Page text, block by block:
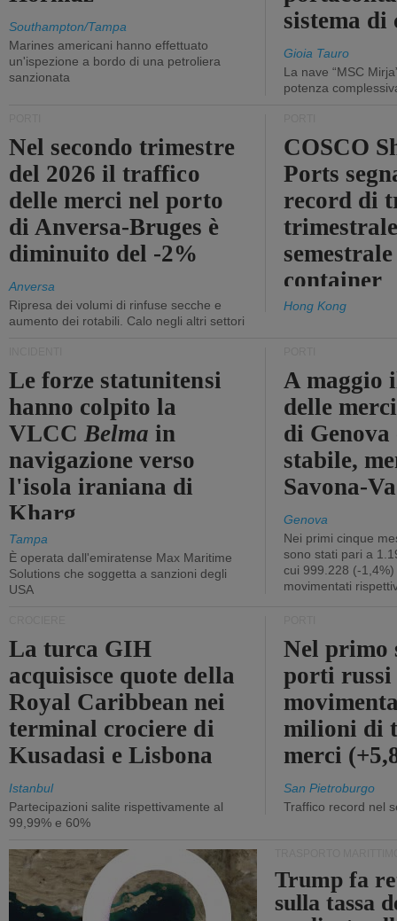
Southampton/Tampa
Marines americani hanno effettuato
un'ispezione a bordo di una petroliera
sanzionata
sistema
Gioia Tauro
La nave “MSC
potenza
Nel secondo trimestre
del 2026 il traffico
delle merci nel porto
di Anversa-Bruges è
diminuito del -2%
Anversa
Ripresa dei volumi di rinfuse secche e
aumento dei rotabili. Calo negli altri settori
COSCO
Ports
record di
container
Hong Kong
Le forze statunitensi
hanno colpito la
VLCCBelma in
navigazione verso
l'isola iraniana di
Kharg
Tampa
È operata dall'emiratense Max Maritime
Solutions che soggetta a sanzioni degli
USA
A maggio
delle
di
stabile,
Savona-
Genova
Nei primi cinque
sono stati pari a
cui 999.228 (-
movimentati
La turca GIH
acquisisce quote della
Royal Caribbean nei
terminal crociere di
Kusadasi e Lisbona
Istanbul
Partecipazioni salite rispettivamente al
99,99% e 60%
Nel primo
porti russi
milioni di
merci
San Pietroburgo
Traffico record nel
Trump fa
sulla tassa